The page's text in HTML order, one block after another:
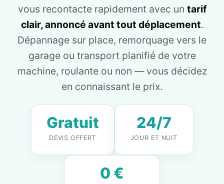
vous recontacte rapidement avec un tarif
clair, annoncé avant tout déplacement.
Dépannage sur place, remorquage vers le
garage ou transport planifié de votre
machine, roulante ou non — vous décidez
en connaissant le prix.
Gratuit
DEVIS OFFERT
24/7
JOUR ET NUIT
0 €